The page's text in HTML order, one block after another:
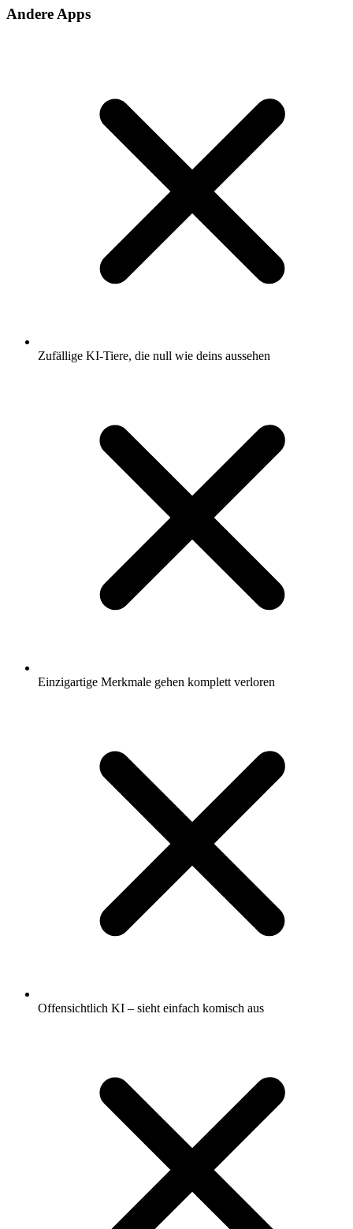
Andere Apps
Zufällige KI-Tiere, die null wie deins aussehen
Einzigartige Merkmale gehen komplett verloren
Offensichtlich KI – sieht einfach komisch aus